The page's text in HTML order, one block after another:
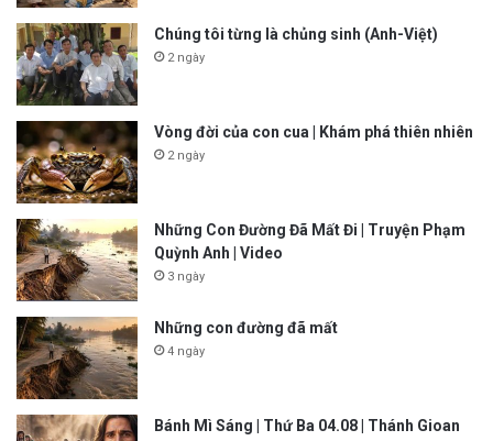
Chúng tôi từng là chủng sinh (Anh-Việt)
2 ngày
Vòng đời của con cua | Khám phá thiên nhiên
2 ngày
Những Con Đường Đã Mất Đi | Truyện Phạm
Quỳnh Anh | Video
3 ngày
Những con đường đã mất
4 ngày
Bánh Mì Sáng | Thứ Ba 04.08 | Thánh Gioan